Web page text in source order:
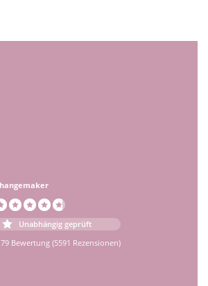
Unabhängig geprüft
Bewertung (5591 Rezensionen)